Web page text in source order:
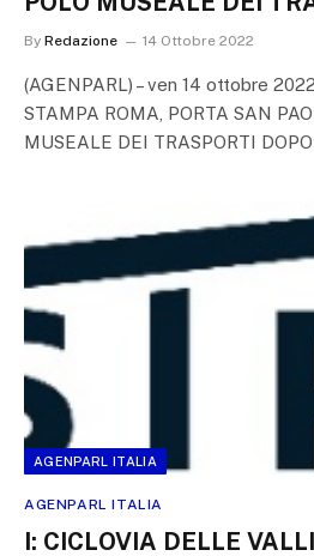
By Redazione 14 Ottobre 2022
(AGENPARL) – ven 14 ottobre
STAMPA ROMA, PORTA SAN
MUSEALE DEI TRASPORTI
AGENPARL ITALIA
AGENPARL ITALIA
I: CICLOVIA DELLE